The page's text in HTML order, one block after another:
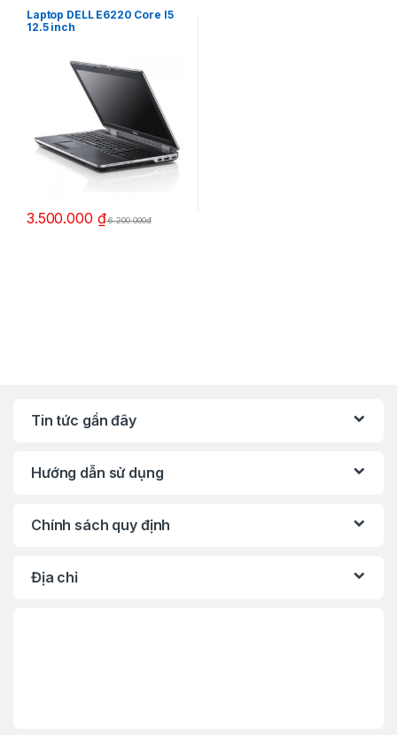
Laptop DELL E6220 Core I5
12.5 inch
3.500.000 ₫6.200.000đ
Tin tức gần đây
Hướng dẫn sử dụng
Chính sách quy định
Địa chỉ